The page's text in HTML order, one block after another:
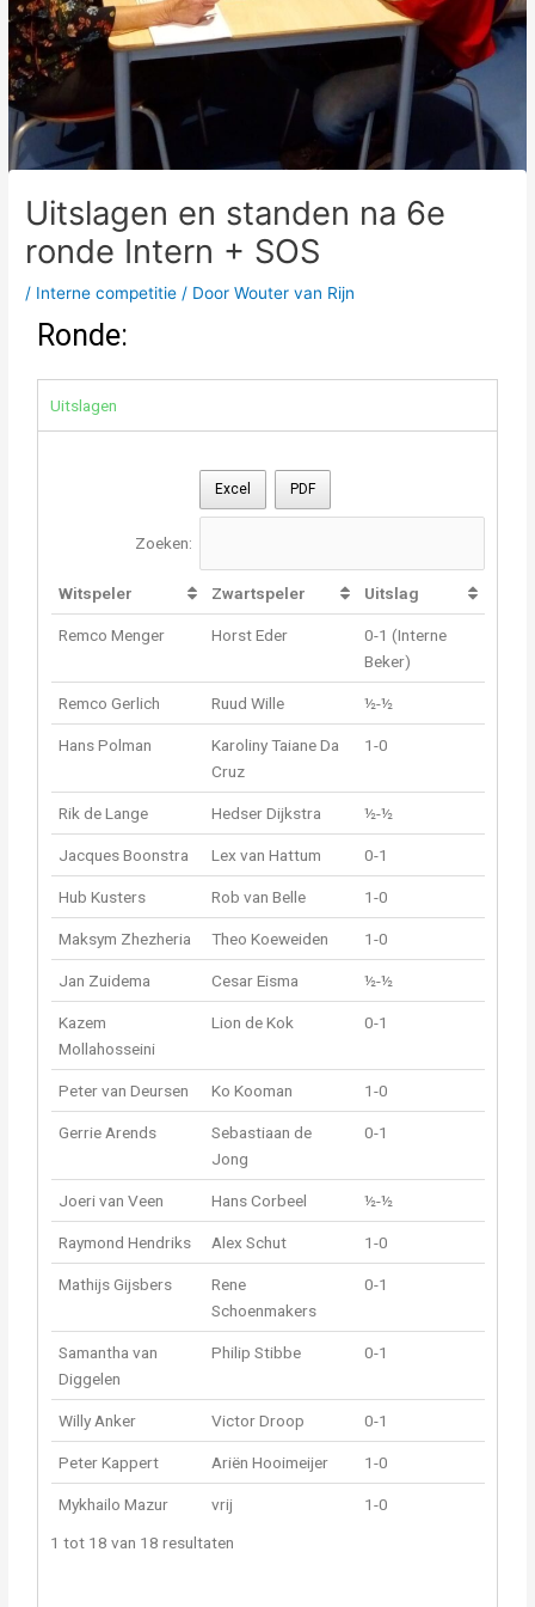
Uitslagen en standen na 6e
ronde Intern + SOS
/ Interne competitie / DoorWouter van Rijn
Ronde:
Uitslagen
Excel PDF
Zoeken:
Witspeler Zwartspeler Uitslag
Remco Menger Horst Eder
0-1 (Interne
Beker)
Remco Gerlich Ruud Wille ½-½
Hans Polman
Karoliny Taiane Da
Cruz
1-0
Rik de Lange Hedser Dijkstra ½-½
Jacques Boonstra Lex van Hattum 0-1
Hub Kusters Rob van Belle 1-0
Maksym Zhezheria Theo Koeweiden 1-0
Jan Zuidema Cesar Eisma ½-½
Kazem
Mollahosseini
Lion de Kok 0-1
Peter van Deursen Ko Kooman 1-0
Gerrie Arends
Sebastiaan de
Jong
0-1
Joeri van Veen Hans Corbeel ½-½
Raymond Hendriks Alex Schut 1-0
Mathijs Gijsbers
Rene
Schoenmakers
0-1
Samantha van
Diggelen
Philip Stibbe 0-1
Willy Anker Victor Droop 0-1
Peter Kappert Ariën Hooimeijer 1-0
Mykhailo Mazur vrij
1-0
1 tot 18 van 18 resultaten